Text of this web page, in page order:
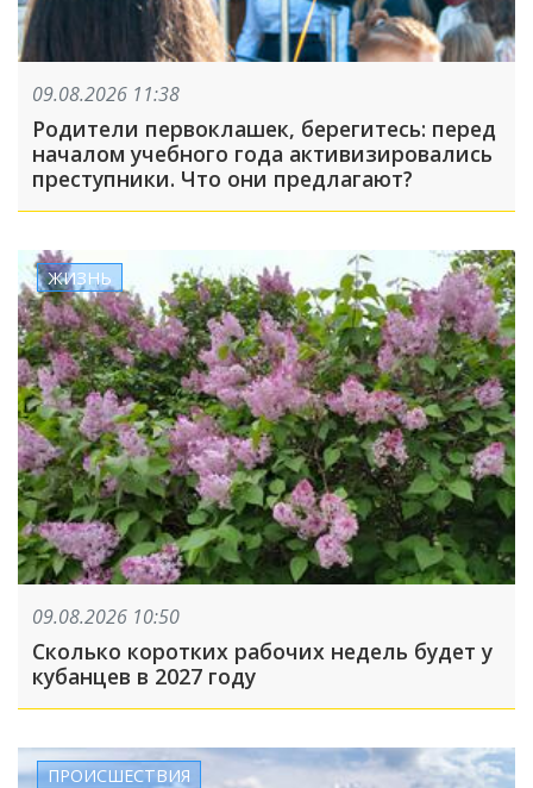
09.08.2026 11:38
Родители первоклашек, берегитесь: перед
началом учебного года активизировались
преступники. Что они предлагают?
ЖИЗНЬ
09.08.2026 10:50
Сколько коротких рабочих недель будет у
кубанцев в 2027 году
ПРОИСШЕСТВИЯ